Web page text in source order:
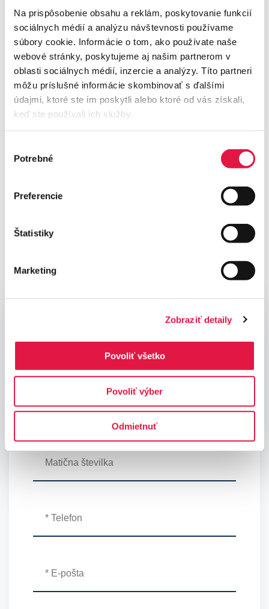
Na prispôsobenie obsahu a reklám, poskytovanie funkcií
sociálnych médií a analýzu návštevnosti používame
súbory cookie. Informácie o tom, ako používate naše
webové stránky, poskytujeme aj našim partnerom v
oblasti sociálnych médií, inzercie a analýzy. Títo partneri
môžu príslušné informácie skombinovať s ďalšími
údajmi, ktoré ste im poskytli alebo ktoré od vás získali,
keď ste používali ich služby.
súhlasu
Potrebné
Preferencie
Štatistiky
Marketing
Zobraziť detaily
Povoliť všetko
Povoliť výber
Odmietnuť
Obrnite se na našo ekipo, ki bo odgovorila
Pišite nam